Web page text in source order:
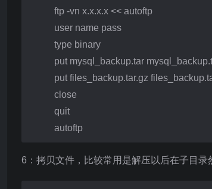
ftp -vn x.x.x.x << autoftp
user name pass
type binary
put mysql_backup.tar
put files_backup.tar.gz
close
quit
autoftp
6：拷贝文件，比较常用是解压以后在子目录